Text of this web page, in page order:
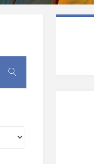
Suchen